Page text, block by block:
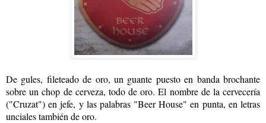
De gules, fileteado de oro, un guante puesto en banda brochante
sobre un chop de cerveza, todo de oro. El nombre de la cervecería
("Cruzat") en jefe, y las palabras "Beer House" en punta, en letras
unciales también de oro.